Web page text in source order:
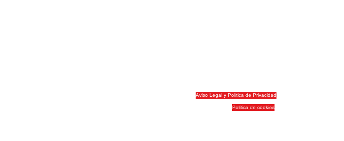
Aviso Legal y Política de Privacidad
Política de cookies